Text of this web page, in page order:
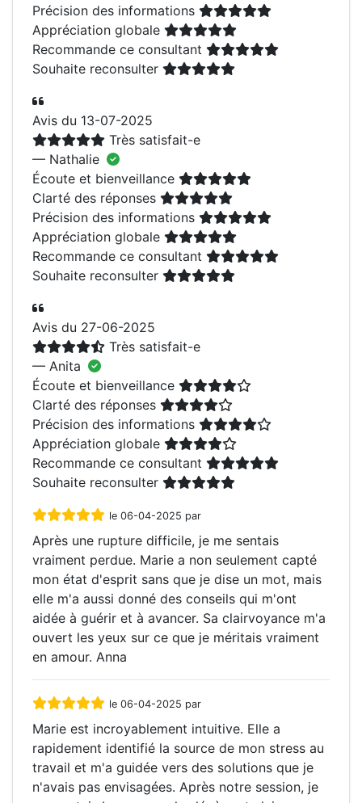
Précision des informations
Appréciation globale
Recommande ce consultant
Souhaite reconsulter
Avis du 13-07-2025
Très satisfait-e
— Nathalie
Écoute et bienveillance
Clarté des réponses
Précision des informations
Appréciation globale
Recommande ce consultant
Souhaite reconsulter
Avis du 27-06-2025
Très satisfait-e
— Anita
Écoute et bienveillance
Clarté des réponses
Précision des informations
Appréciation globale
Recommande ce consultant
Souhaite reconsulter
le 06-04-2025 par
Après une rupture difficile, je me sentais
vraiment perdue. Marie a non seulement capté
mon état d'esprit sans que je dise un mot, mais
elle m'a aussi donné des conseils qui m'ont
aidée à guérir et à avancer. Sa clairvoyance m'a
ouvert les yeux sur ce que je méritais vraiment
en amour. Anna
le 06-04-2025 par
Marie est incroyablement intuitive. Elle a
rapidement identifié la source de mon stress au
travail et m'a guidée vers des solutions que je
n'avais pas envisagées. Après notre session, je